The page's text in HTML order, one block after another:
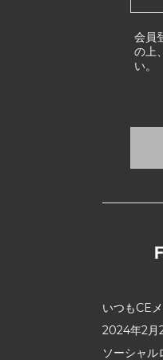
会員
の上
い。
いつもCE
2024年2月
ソーシャ